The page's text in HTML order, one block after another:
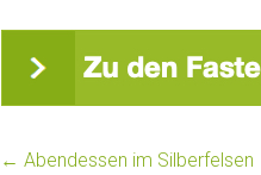
← Abendessen im Silberfelsen